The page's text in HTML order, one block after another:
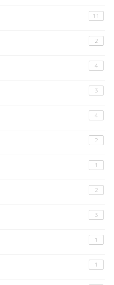
11
2
4
3
4
2
1
2
3
1
1